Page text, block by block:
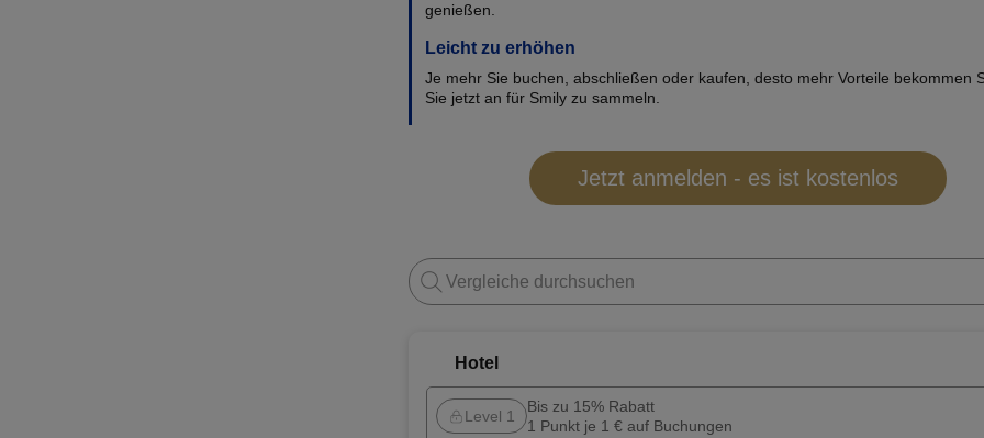
genießen.
Leicht zu erhöhen
Je mehr Sie buchen, abschließen oder kaufen, desto mehr Vorteile bekommen
Sie jetzt an für Smily zu sammeln.
Jetzt anmelden - es ist kostenlos
Hotel
Level 1
Bis zu 15% Rabatt
1 Punkt je 1 € auf Buchungen